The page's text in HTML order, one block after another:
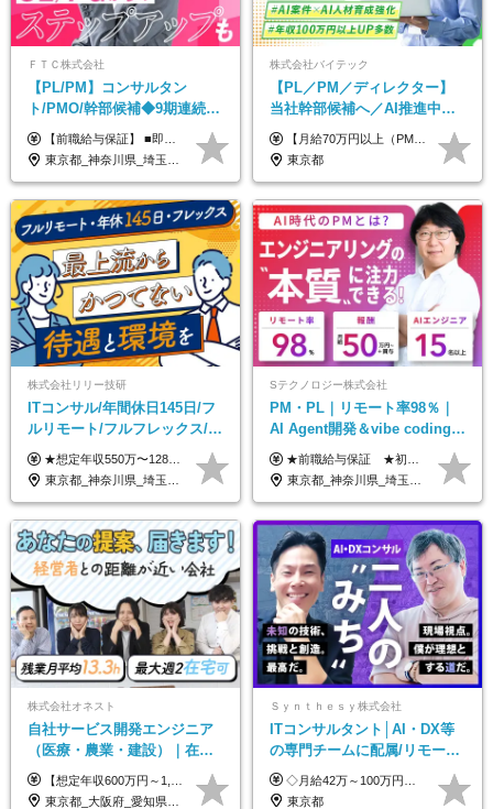
ＦＴＣ株式会社
【PL/PM】コンサルタン
ト/PMO/幹部候補◆9期連続大
幅増益！10期目の成長＋安定
性【前給保証】
【前職給与保証】 ■即戦力（経験目安5年以上）： 月給45万円～80万円 ■経験者（経験目安3年以上）： 月給40万円～60万円 ■ローキャリア（経験目安1年程度）： 月給35万円～40万円 ■未経験者： 月給30万円～35万円 ※上記金額には固定残業代30時間分 【未経験者5万5000円～7万3000円、 ローキャリア6万4000円～7万3000円、 経験者5万8000円～10万9000円、 即戦力8万2000円～14万5000円】を含みます。 ※30時間を超える場合は追加で全額支給します。 ※経験・能力・前職給与などを総合的に評価したうえでご納得いただけるよう個別決定。 未経験者の場合、前職給与とポテンシャルを査定のうえ決定いたします。 ※日本国内でのIT業界経験、または同等の実務経験と能力に応じて決定します。 ※前職給与は日本円かつ、日本国内での実績に基づき評価します。 【納得の評価システム】 ★クォーター毎に査定する評価制度導入！ 明確な評価基準で翌年度年収を上げましょう！ ★評価対象期間に在籍中のほとんどの社員が昇給し 年収アップを実現しています！ ★様々なインセンティブ制度を用意し多角的に正当評価しています！ ※試用期間6カ月（期間中の待遇等に差異なし）
東京都_神奈川県_埼玉県_千葉県
株式会社バイテック
【PL／PM／ディレクター】
当社幹部候補へ／AI推進中！
目指せるAI人材／年収800万円
以上可／リモート80％
【月給70万円以上（PM）／想定年収840万円以上】 ★詳しくは下記をご参照ください！ ■SE/PL/テスト計画以降などの上流フェーズ 月給53万円以上 ※想定年収636万円以上 ■PM/ディレクター（管理職・幹部候補） 月給70万円以上 ※想定年収840万円以上 ※単価の変動により給与も随時更新（完全単価連動型） ※育成枠については個人の経験・能力を考慮し決定 ※超過勤務については別途残業手当を支給 【固定残業代について】 なし（残業代は、実際の労働時間に応じて別途全額支給）
東京都
株式会社リリー技研
ITコンサル/年間休日145日/フ
ルリモート/フルフレックス/残
業基本なし/全国からの応募
OK/特別休暇あり
★想定年収550万〜1289万円 ■契約社員 月給45.8万〜71.6万円 ★想定年収688万〜1611万円 ■正社員 月給57.3万〜89.5万円 ※給与は経験・スキルを考慮の上、決定します。 ※試用期間3ヶ月（その間の給与・待遇に差異はありません）期間は短縮の可能性あり ※残業代は別途全額支給します 【★評価について★】 弊社では、1〜7の7段階からなる等級制を導入しています。 【★昇給の仕組み★】 等級が1段階上がるごとに、基本給の25％に相当する額が昇給されます。 評価は年2回実施されるため、年に2回の昇給チャンスがあります。 頑張りが正当に評価される、透明性の高い制度です。
東京都_神奈川県_埼玉県_千葉県_大阪府_愛知県_北海道_青森県_岩手県_宮城県_秋田県_山形県_福島県_茨城県_栃木県_群馬県_新潟県_山梨県_長野県_富山県_石川県_福井県_静岡県_岐阜県_三重県_兵庫県_京都府_滋賀県_奈良県_和歌山県_広島県_岡山県_鳥取県_島根県_山口県_徳島県_香川県_愛媛県_高知県_福岡県_熊本県_佐賀県_長崎県_大分県_宮崎県_鹿児島県_沖縄県
Sテクノロジー株式会社
PM・PL｜リモート率98％｜
AI Agent開発＆vibe coding｜
AIエンジニアチームをリード
★前職給与保証 ★初年度年収700～800万円も可能 月給50万円～90万円＋賞与年2回＋各種手当 ◎スキルや経験などを考慮。前職から給与アップをお約束します！ ◎上記月給には固定残業代30時間分(95000円～)を含みます。超過した場合は追加支給します ◎試用期間は6ヵ月あり。その間の給与・待遇に差異はありません
東京都_神奈川県_埼玉県_千葉県_大阪府_愛知県_北海道_青森県_岩手県_宮城県_秋田県_山形県_福島県_茨城県_栃木県_群馬県_新潟県_山梨県_長野県_富山県_石川県_福井県_静岡県_岐阜県_三重県_兵庫県_京都府_滋賀県_奈良県_和歌山県_広島県_岡山県_鳥取県_島根県_山口県_徳島県_香川県_愛媛県_高知県_福岡県_熊本県_佐賀県_長崎県_大分県_宮崎県_鹿児島県_沖縄県
株式会社オネスト
自社サービス開発エンジニア
（医療・農業・建設）｜在宅
あり｜残業月平均13.3h｜年収
1000万可｜賞与年2回
【想定年収600万円～1,300万円】 ★賞与年2回＋勤務地手当＋残業手当（年平均残業時間にて算出）を含む ※基本給＋勤務地手当＋役職手当 ※勤務地手当：結婚の有無に関係なく、物価などの違いを考慮して全社員に支給されます 月給40万円～89万円 ＜各種手当＞ ■勤務地手当（東京2万円／月、大阪1万円／月、名古屋5000円／月） ■通勤手当（月額5万円まで） ■扶養手当（6,000円／扶養親族一人） ■役職手当（8,000円～15万円） ※残業代は1分単位で全額支給します ※経験やスキルを考慮し、当社規定により給与を決定します ※執行役員は年俸制となる場合があります
東京都_大阪府_愛知県_福岡県
Ｓｙｎｔｈｅｓｙ株式会社
ITコンサルタント│AI・DX等
の専門チームに配属/リモート
×フレックス/Big4と同水準の
給与・待遇
◇月給42万～100万円＋賞与年2回 └年収900～1600万円可能 ★☆年収例☆★ ◎37歳・元開発エンジニア └年収900万（2年後に年収150万UP実績） ◎40歳・元SierのPM └年収1400万（2年後に年収300万UP実績） ◎43歳・元コンサルタント └年収1600万（2年後に年収200万UP実績） ※経験・スキルを考慮し決定します ※試用期間3～6カ月あり（その間の待遇に差異はありません） 【固定残業代について】 なし（残業代は、実際の労働時間に応じて別途全額支給）
東京都